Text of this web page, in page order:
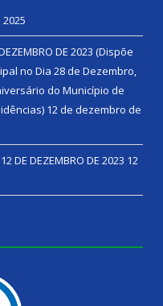
DE 2023 (Dispõe
no Dia 28 de Dezembro,
do Município de
12 de dezembro de
DE DEZEMBRO DE 2023 12